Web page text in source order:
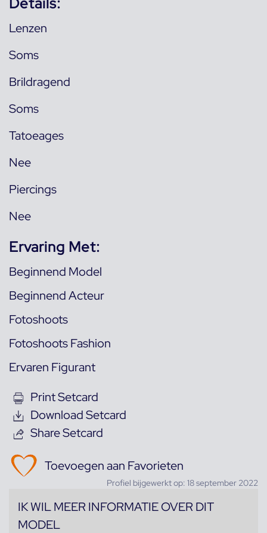
Lenzen
Soms
Brildragend
Soms
Tatoeages
Nee
Piercings
Nee
Ervaring Met:
Beginnend Model
Beginnend Acteur
Fotoshoots
Fotoshoots Fashion
Ervaren Figurant
Print Setcard
Download Setcard
Share Setcard
Toevoegen aan Favorieten
Profiel bijgewerkt op: 18 september 2022
IK WIL MEER INFORMATIE OVER DIT
MODEL